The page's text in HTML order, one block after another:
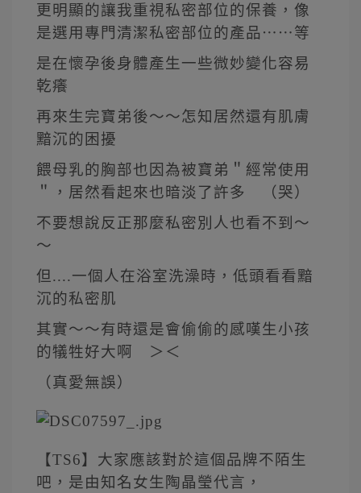
更明顯的讓我重視私密部位的保養，像
是選用專門清潔私密部位的產品⋯⋯等
是在懷孕後身體產生一些微妙變化容易
乾癢
再來生完寶弟後～～怎知居然還有肌膚
黯沉的困擾
餵母乳的胸部也因為被寶弟＂經常使用
＂，居然看起來也暗淡了許多 （哭）
不要想說反正那麼私密別人也看不到～
～
但....一個人在浴室洗澡時，低頭看看黯
沉的私密肌
其實～～有時還是會偷偷的感嘆生小孩
的犠牲好大啊 ＞＜
（真愛無誤）
【TS6】大家應該對於這個品牌不陌生
吧，是由知名女生陶晶瑩代言，